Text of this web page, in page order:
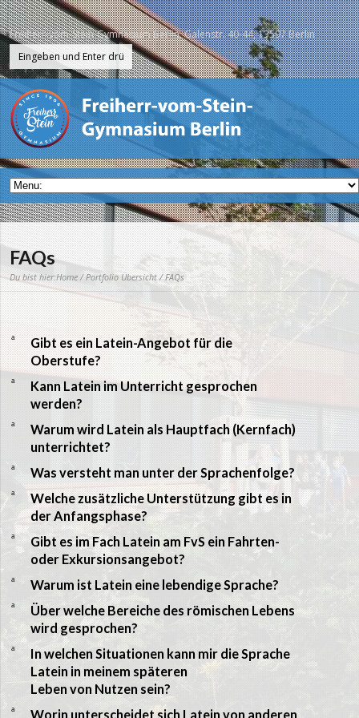
Freiherr-vom-Stein-Gymnasium Berlin, Galenstr. 40-44, 13597 Berlin
FAQs
Du bist hier:Home/Portfolio Übersicht/ FAQs
a
Gibt es ein Latein-Angebot für die
Oberstufe?
a
Kann Latein im Unterricht gesprochen
werden?
a
Warum wird Latein als Hauptfach (Kernfach)
unterrichtet?
a Was versteht man unter der Sprachenfolge?
a
Welche zusätzliche Unterstützung gibt es in
der Anfangsphase?
a
Gibt es im Fach Latein am FvS ein Fahrten-
oder Exkursionsangebot?
a Warum ist Latein eine lebendige Sprache?
a
Über welche Bereiche des römischen Lebens
wird gesprochen?
a
In welchen Situationen kann mir die Sprache
Latein in meinem späteren
Leben von Nutzen sein?
a Worin unterscheidet sich Latein von anderen